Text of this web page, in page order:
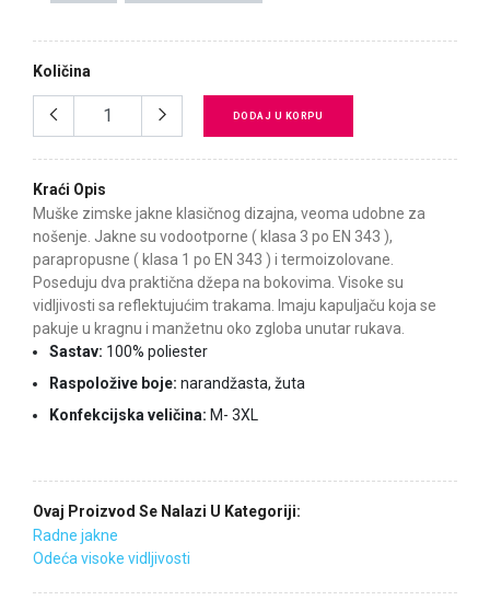
Količina
DODAJ U KORPU
Kraći Opis
Muške zimske jakne klasičnog dizajna, veoma udobne za
nošenje. Jakne su vodootporne ( klasa 3 po EN 343 ),
parapropusne ( klasa 1 po EN 343 ) i termoizolovane.
Poseduju dva praktična džepa na bokovima. Visoke su
vidljivosti sa reflektujućim trakama. Imaju kapuljaču koja se
pakuje u kragnu i manžetnu oko zgloba unutar rukava.
Sastav: 100% poliester
Raspoložive boje: narandžasta, žuta
Konfekcijska veličina: M- 3XL
Ovaj Proizvod Se Nalazi U Kategoriji:
Radne jakne
Odeća visoke vidljivosti